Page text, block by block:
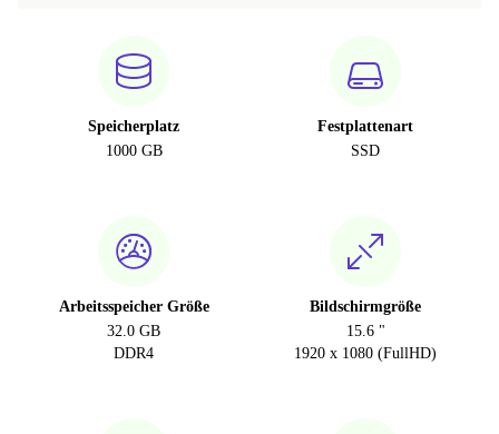
Speicherplatz
1000 GB
Festplattenart
SSD
Arbeitsspeicher Größe
32.0 GB
DDR4
Bildschirmgröße
15.6 "
1920 x 1080 (FullHD)